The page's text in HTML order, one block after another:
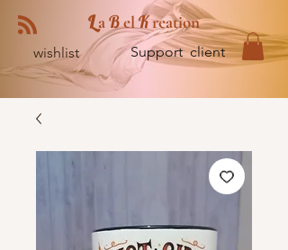
LaBelKreation
wishlist Support client